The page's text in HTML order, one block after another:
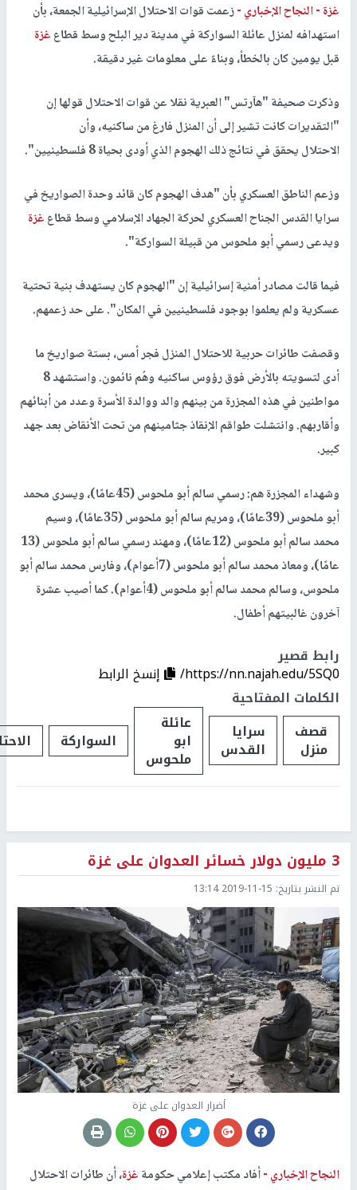
غزة -النجاح الإخباري -زعمت قوات الاحتلال الإسرائيلية الجمعة، بأن
استهدافه لمنزل عائلة السواركة في مدينة دير البلح وسط قطاعغزة
قبل يومين كان بالخطأ، وبناءً على معلومات غير دقيقة.
وذكرت صحيفة "هآرتس" العبرية نقلا عن قوات الاحتلال قولها إن
"التقديرات كانت تشير إلى أن المنزل فارغ من ساكنيه، وأن
الاحتلال يحقق في نتائج ذلك الهجوم الذي أودى بحياة 8 فلسطينيين".
وزعم الناطق العسكري بأن "هدف الهجوم كان قائد وحدة الصواريخ في
سرايا القدس الجناح العسكري لحركة الجهاد الإسلامي وسط قطاعغزة
ويدعى رسمي أبو ملحوس من قبيلة السواركة".
فيما قالت مصادر أمنية إسرائيلية إن "الهجوم كان يستهدف بنية تحتية
عسكرية ولم يعلموا بوجود فلسطينيين في المكان". على حد زعمهم.
وقصفت طائرات حربية للاحتلال المنزل فجر أمس، بستة صواريخ ما
أدى لتسويته بالأرض فوق رؤوس ساكنيه وهُم نائمون. واستشهد 8
مواطنين في هذه المجزرة من بينهم والد ووالدة الأسرة وعدد من أبنائهم
وأقاربهم. وانتشلت طواقم الإنقاذ جثامينهم من تحت الأنقاض بعد جهد
كبير.
وشهداء المجزرة هم: رسمي سالم أبو ملحوس (45عامًا)، ويسرى محمد
أبو ملحوس (39عامًا)، ومريم سالم أبو ملحوس (35عامًا)، وسيم
محمد سالم أبو ملحوس (12عامًا)، ومهند رسمي سالم أبو ملحوس (13
عامًا)، ومعاذ محمد سالم أبو ملحوس (7أعوام)، وفارس محمد سالم أبو
ملحوس، وسالم محمد سالم أبو ملحوس (4أعوام). كما أصيب عشرة
آخرون غالبيتهم أطفال.
رابط قصير
https://nn.najah.edu/5SQ0/
إنسخ الرابط
الكلمات المفتاحية
قصف
منزل
سرايا
القدس
عائلة
ابو
ملحوس
السواركة
3 مليون دولار خسائر العدوان على غزة
تم النشر بتاريخ: 2019-11-15 13:14
أضرار العدوان على غزة
النجاح الإخباري -أفاد مكتب إعلامي حكومةغزة، أن طائرات الاحتلال